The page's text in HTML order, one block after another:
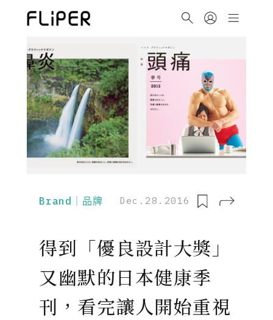
Brand｜品牌 Dec.28.2016
得到「優良設計大獎」
又幽默的日本健康季
刊，看完讓人開始重視